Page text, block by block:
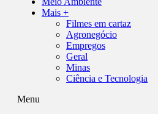
Mais +
Filmes em cartaz
Agronegócio
Empregos
Geral
Minas
Ciência e Tecnologia
Menu